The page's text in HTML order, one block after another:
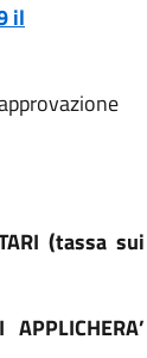
il
(tassa sui